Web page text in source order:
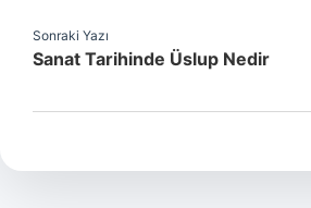
Sonraki Yazı
Sanat Tarihinde Üslup Nedir